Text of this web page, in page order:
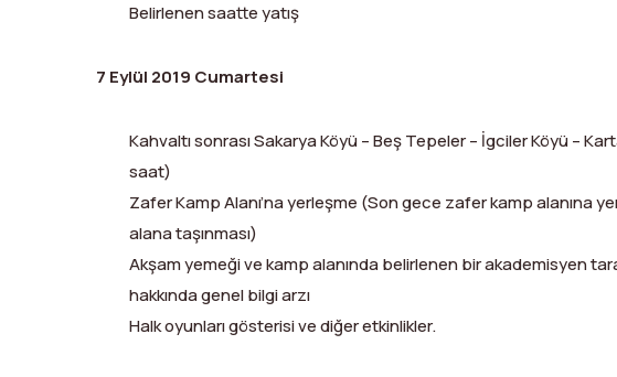
Belirlenen saatte yatış
7 Eylül 2019 Cumartesi
Kahvaltı sonrası Sakarya Köyü – Beş Tepeler – İgciler Köyü –
saat)
Zafer Kamp Alanı’na yerleşme (Son gece zafer kamp alanına
alana taşınması)
Akşam yemeği ve kamp alanında belirlenen bir akademisyen
hakkında genel bilgi arzı
Halk oyunları gösterisi ve diğer etkinlikler.